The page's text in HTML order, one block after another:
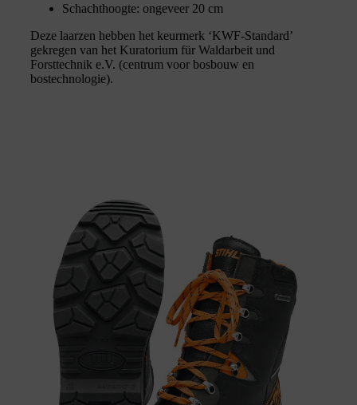
Schachthoogte: ongeveer 20 cm
Deze laarzen hebben het keurmerk ‘KWF-Standard’
gekregen van het Kuratorium für Waldarbeit und
Forsttechnik e.V. (centrum voor bosbouw en
bostechnologie).